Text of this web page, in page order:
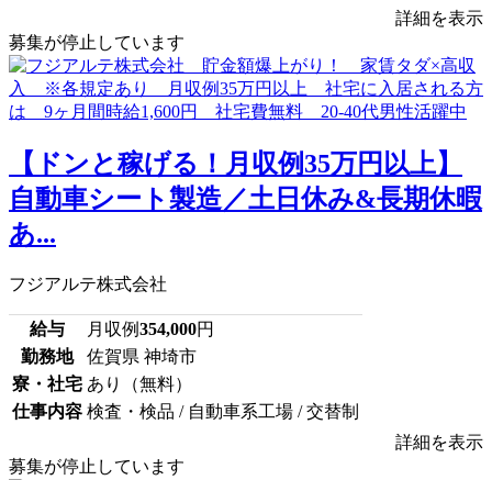
詳細を表示
募集が停止しています
【ドンと稼げる！月収例35万円以上】
自動車シート製造／土日休み&長期休暇
あ...
フジアルテ株式会社
給与 月収例354,000円
勤務地
佐賀県 神埼市
寮・社宅 あり（無料）
仕事内容 検査・検品 / 自動車系工場 / 交替制
詳細を表示
募集が停止しています